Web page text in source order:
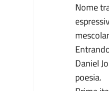
Nome
Daniel
poesia.